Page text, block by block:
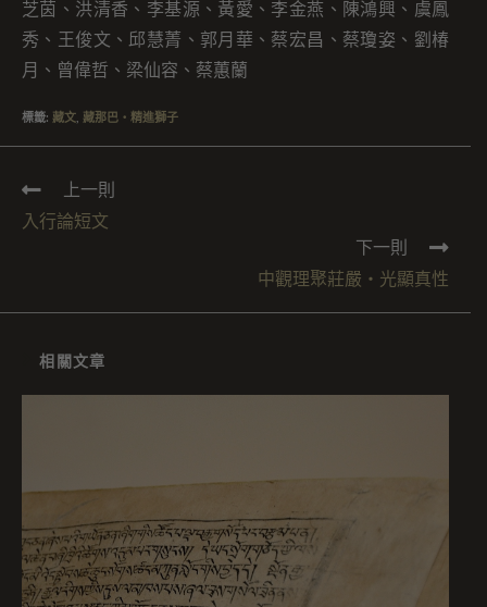
芝茵、洪清香、李基源、黃愛、李金燕、陳鴻興、虞鳳
秀、王俊文、邱慧菁、郭月華、蔡宏昌、蔡瓊姿、劉椿
月、曾偉哲、梁仙容、蔡蕙蘭
標籤: 藏文 藏那巴・精進獅子
上一則
入行論短文
下一則
中觀理聚莊嚴・光顯真性
相關文章